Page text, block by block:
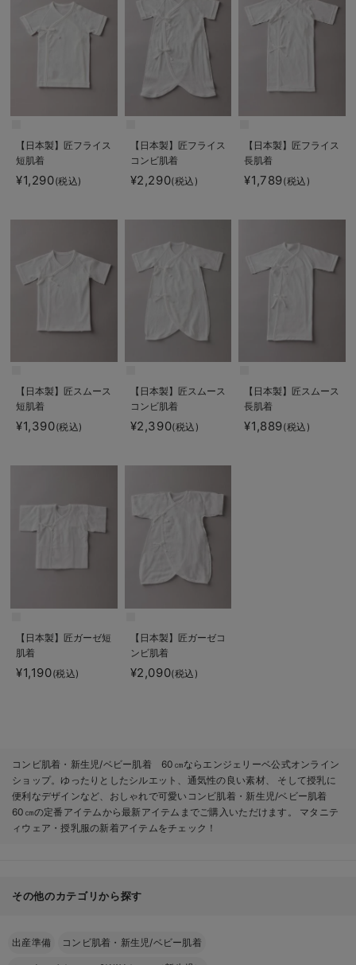
【日本製】匠フライス
短肌着
¥1,290(税込)
【日本製】匠フライス
コンビ肌着
¥2,290(税込)
【日本製】匠フライス
長肌着
¥1,789(税込)
【日本製】匠スムース
短肌着
¥1,390(税込)
【日本製】匠スムース
コンビ肌着
¥2,390(税込)
【日本製】匠スムース
長肌着
¥1,889(税込)
【日本製】匠ガーゼ短
肌着
¥1,190(税込)
【日本製】匠ガーゼコ
ンビ肌着
¥2,090(税込)
コンビ肌着・新生児/ベビー肌着 60㎝ならエンジェリーベ公式オンライン
ショップ。ゆったりとしたシルエット、通気性の良い素材、 そして授乳に
便利なデザインなど、おしゃれで可愛いコンビ肌着・新生児/ベビー肌着
60㎝の定番アイテムから最新アイテムまでご購入いただけます。 マタニテ
ィウェア・授乳服の新着アイテムをチェック！
その他のカテゴリから探す
出産準備 コンビ肌着・新生児/ベビー肌着